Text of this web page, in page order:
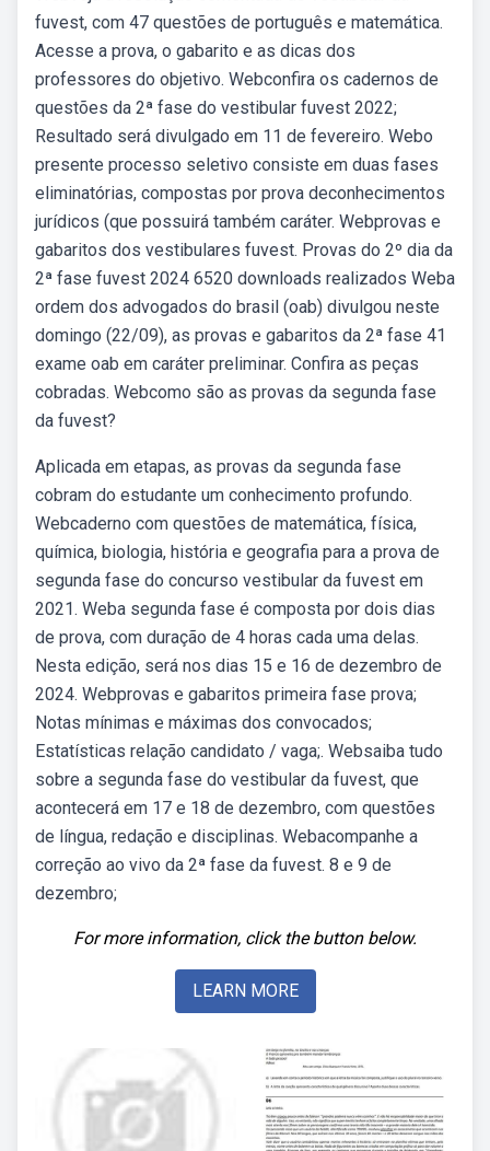
fuvest, com 47 questões de português e matemática.
Acesse a prova, o gabarito e as dicas dos
professores do objetivo. Webconfira os cadernos de
questões da 2ª fase do vestibular fuvest 2022;
Resultado será divulgado em 11 de fevereiro. Webo
presente processo seletivo consiste em duas fases
eliminatórias, compostas por prova deconhecimentos
jurídicos (que possuirá também caráter. Webprovas e
gabaritos dos vestibulares fuvest. Provas do 2º dia da
2ª fase fuvest 2024 6520 downloads realizados Weba
ordem dos advogados do brasil (oab) divulgou neste
domingo (22/09), as provas e gabaritos da 2ª fase 41
exame oab em caráter preliminar. Confira as peças
cobradas. Webcomo são as provas da segunda fase
da fuvest?
Aplicada em etapas, as provas da segunda fase
cobram do estudante um conhecimento profundo.
Webcaderno com questões de matemática, física,
química, biologia, história e geografia para a prova de
segunda fase do concurso vestibular da fuvest em
2021. Weba segunda fase é composta por dois dias
de prova, com duração de 4 horas cada uma delas.
Nesta edição, será nos dias 15 e 16 de dezembro de
2024. Webprovas e gabaritos primeira fase prova;
Notas mínimas e máximas dos convocados;
Estatísticas relação candidato / vaga;. Websaiba tudo
sobre a segunda fase do vestibular da fuvest, que
acontecerá em 17 e 18 de dezembro, com questões
de língua, redação e disciplinas. Webacompanhe a
correção ao vivo da 2ª fase da fuvest. 8 e 9 de
dezembro;
For more information, click the button below.
LEARN MORE